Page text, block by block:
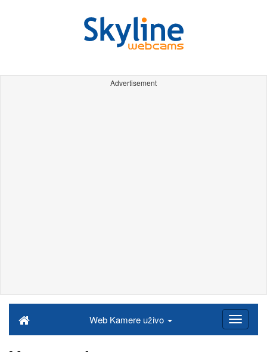
Advertisement
Web Kamere uživo